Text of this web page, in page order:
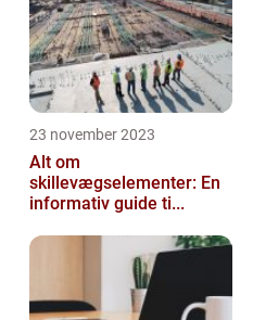
23 november 2023
Alt om
skillevægselementer: En
informativ guide ti...